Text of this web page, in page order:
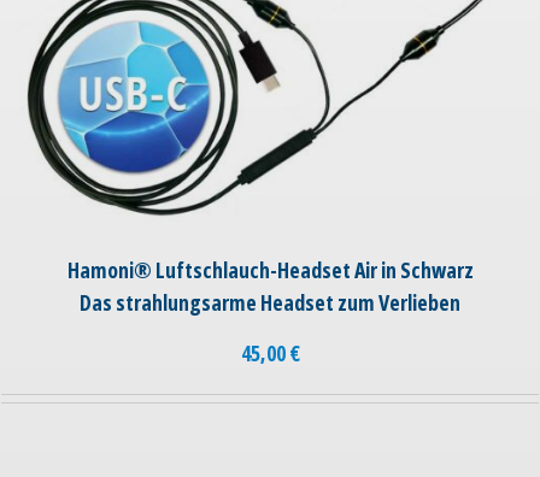
Hamoni® Luftschlauch-Headset Air in Schwarz
Das strahlungsarme Headset zum Verlieben
45,00€